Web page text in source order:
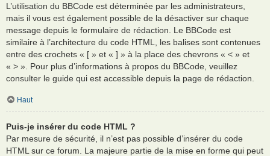
L’utilisation du BBCode est déterminée par les administrateurs,
mais il vous est également possible de la désactiver sur chaque
message depuis le formulaire de rédaction. Le BBCode est
similaire à l’architecture du code HTML, les balises sont contenues
entre des crochets « [ » et « ] » à la place des chevrons « < » et
« > ». Pour plus d’informations à propos du BBCode, veuillez
consulter le guide qui est accessible depuis la page de rédaction.
Haut
Puis-je insérer du code HTML ?
Par mesure de sécurité, il n’est pas possible d’insérer du code
HTML sur ce forum. La majeure partie de la mise en forme qui peut